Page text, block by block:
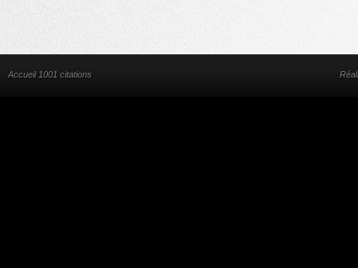
Accueil 1001 citations